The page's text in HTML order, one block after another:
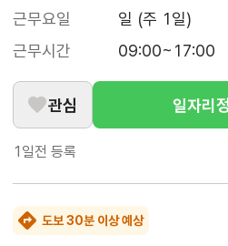
근무요일
일 (주 1일)
근무시간
09:00~17:00
관심 일자리
1일전 등록
도보 30분 이상 예상